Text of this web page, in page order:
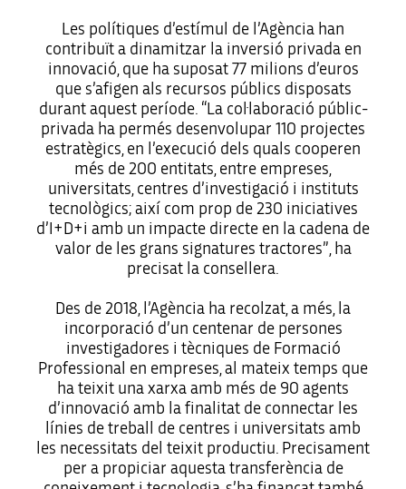
Les polítiques d’estímul de l’Agència han
contribuït a dinamitzar la inversió privada en
innovació, que ha suposat 77 milions d’euros
que s’afigen als recursos públics disposats
durant aquest període. “La col·laboració públic-
privada ha permés desenvolupar 110 projectes
estratègics, en l’execució dels quals cooperen
més de 200 entitats, entre empreses,
universitats, centres d’investigació i instituts
tecnològics; així com prop de 230 iniciatives
d’I+D+i amb un impacte directe en la cadena de
valor de les grans signatures tractores”, ha
precisat la consellera.
Des de 2018, l’Agència ha recolzat, a més, la
incorporació d’un centenar de persones
investigadores i tècniques de Formació
Professional en empreses, al mateix temps que
ha teixit una xarxa amb més de 90 agents
d’innovació amb la finalitat de connectar les
línies de treball de centres i universitats amb
les necessitats del teixit productiu. Precisament
per a propiciar aquesta transferència de